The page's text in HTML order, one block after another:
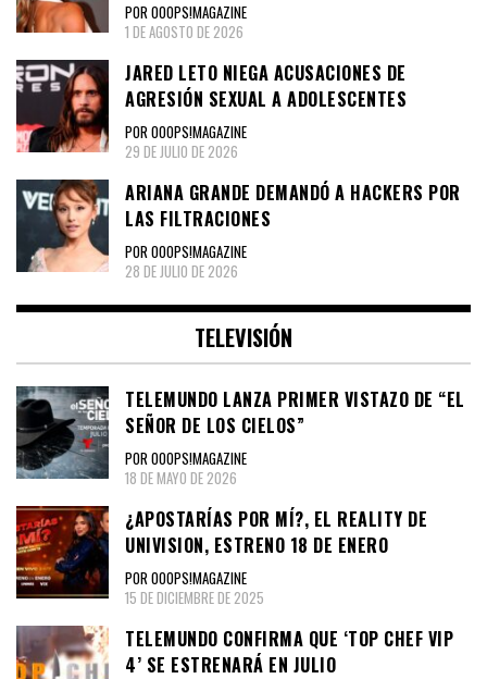
POR OOOPS!MAGAZINE
1 DE AGOSTO DE 2026
JARED LETO NIEGA ACUSACIONES DE
AGRESIÓN SEXUAL A ADOLESCENTES
POR OOOPS!MAGAZINE
29 DE JULIO DE 2026
ARIANA GRANDE DEMANDÓ A HACKERS POR
LAS FILTRACIONES
POR OOOPS!MAGAZINE
28 DE JULIO DE 2026
TELEVISIÓN
TELEMUNDO LANZA PRIMER VISTAZO DE “EL
SEÑOR DE LOS CIELOS”
POR OOOPS!MAGAZINE
18 DE MAYO DE 2026
¿APOSTARÍAS POR MÍ?, EL REALITY DE
UNIVISION, ESTRENO 18 DE ENERO
POR OOOPS!MAGAZINE
15 DE DICIEMBRE DE 2025
TELEMUNDO CONFIRMA QUE ‘TOP CHEF VIP
4’ SE ESTRENARÁ EN JULIO